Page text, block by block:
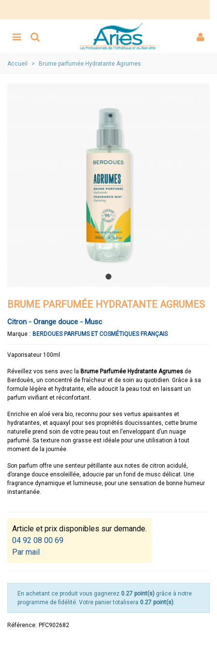
Accueil > Brume parfumée Hydratante Agrumes
BRUME PARFUMÉE HYDRATANTE AGRUMES
Citron - Orange douce - Musc
Marque : BERDOUES PARFUMS ET COSMÉTIQUES FRANÇAIS
Vaporisateur 100ml
Réveillez vos sens avec la Brume Parfumée Hydratante Agrumes de
Berdouès, un concentré de fraîcheur et de soin au quotidien. Grâce à sa
formule légère et hydratante, elle adoucit la peau tout en laissant un
parfum vivifiant et réconfortant.
Enrichie en aloé vera bio, reconnu pour ses vertus apaisantes et
hydratantes, et aquaxyl pour ses propriétés doucissantes, cette brume
naturelle prend soin de votre peau tout en l’enveloppant d’un nuage
parfumé. Sa texture non grasse est idéale pour une utilisation à tout
moment de la journée.
Son parfum offre une senteur pétillante aux notes de citron acidulé,
d’orange douce ensoleillée, adoucie par un fond de musc délicat. Une
fragrance dynamique et lumineuse, pour une sensation de bonne humeur
instantanée.
Article et prix disponibles sur demande.
04 92 08 00 69
Par mail
En achetant ce produit vous gagnerez 0.27 point(s) grâce à notre
programme de fidélité. Votre panier totalisera 0.27 point(s).
Référence: PFC902682